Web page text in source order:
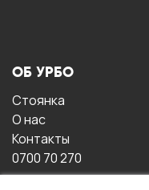
ОБ УРБО
Стоянка
О нас
Контакты
0700 70 270